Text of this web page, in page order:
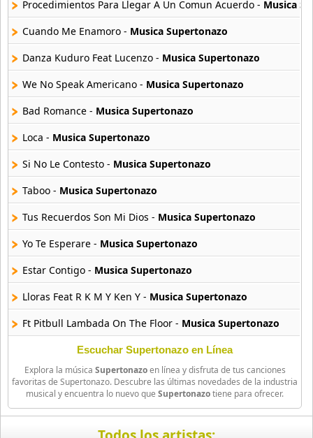
Procedimientos Para Llegar A Un Comun Acuerdo - Musica
Cuando Me Enamoro - Musica Supertonazo
Danza Kuduro Feat Lucenzo - Musica Supertonazo
We No Speak Americano - Musica Supertonazo
Bad Romance - Musica Supertonazo
Loca - Musica Supertonazo
Si No Le Contesto - Musica Supertonazo
Taboo - Musica Supertonazo
Tus Recuerdos Son Mi Dios - Musica Supertonazo
Yo Te Esperare - Musica Supertonazo
Estar Contigo - Musica Supertonazo
Lloras Feat R K M Y Ken Y - Musica Supertonazo
Ft Pitbull Lambada On The Floor - Musica Supertonazo
Quiero Verte -Musica Supertonazo
Tu Angelito -Musica Supertonazo
Es Un Secreto -
Musica Supertonazo
Lluvia Al Corazon - Musica Supertonazo
Escuchar Supertonazo en Línea
Explora la música Supertonazoen línea y disfruta de tus canciones
favoritas de Supertonazo. Descubre las últimas novedades de la industria
musical y encuentra lo nuevo que Supertonazotiene para ofrecer.